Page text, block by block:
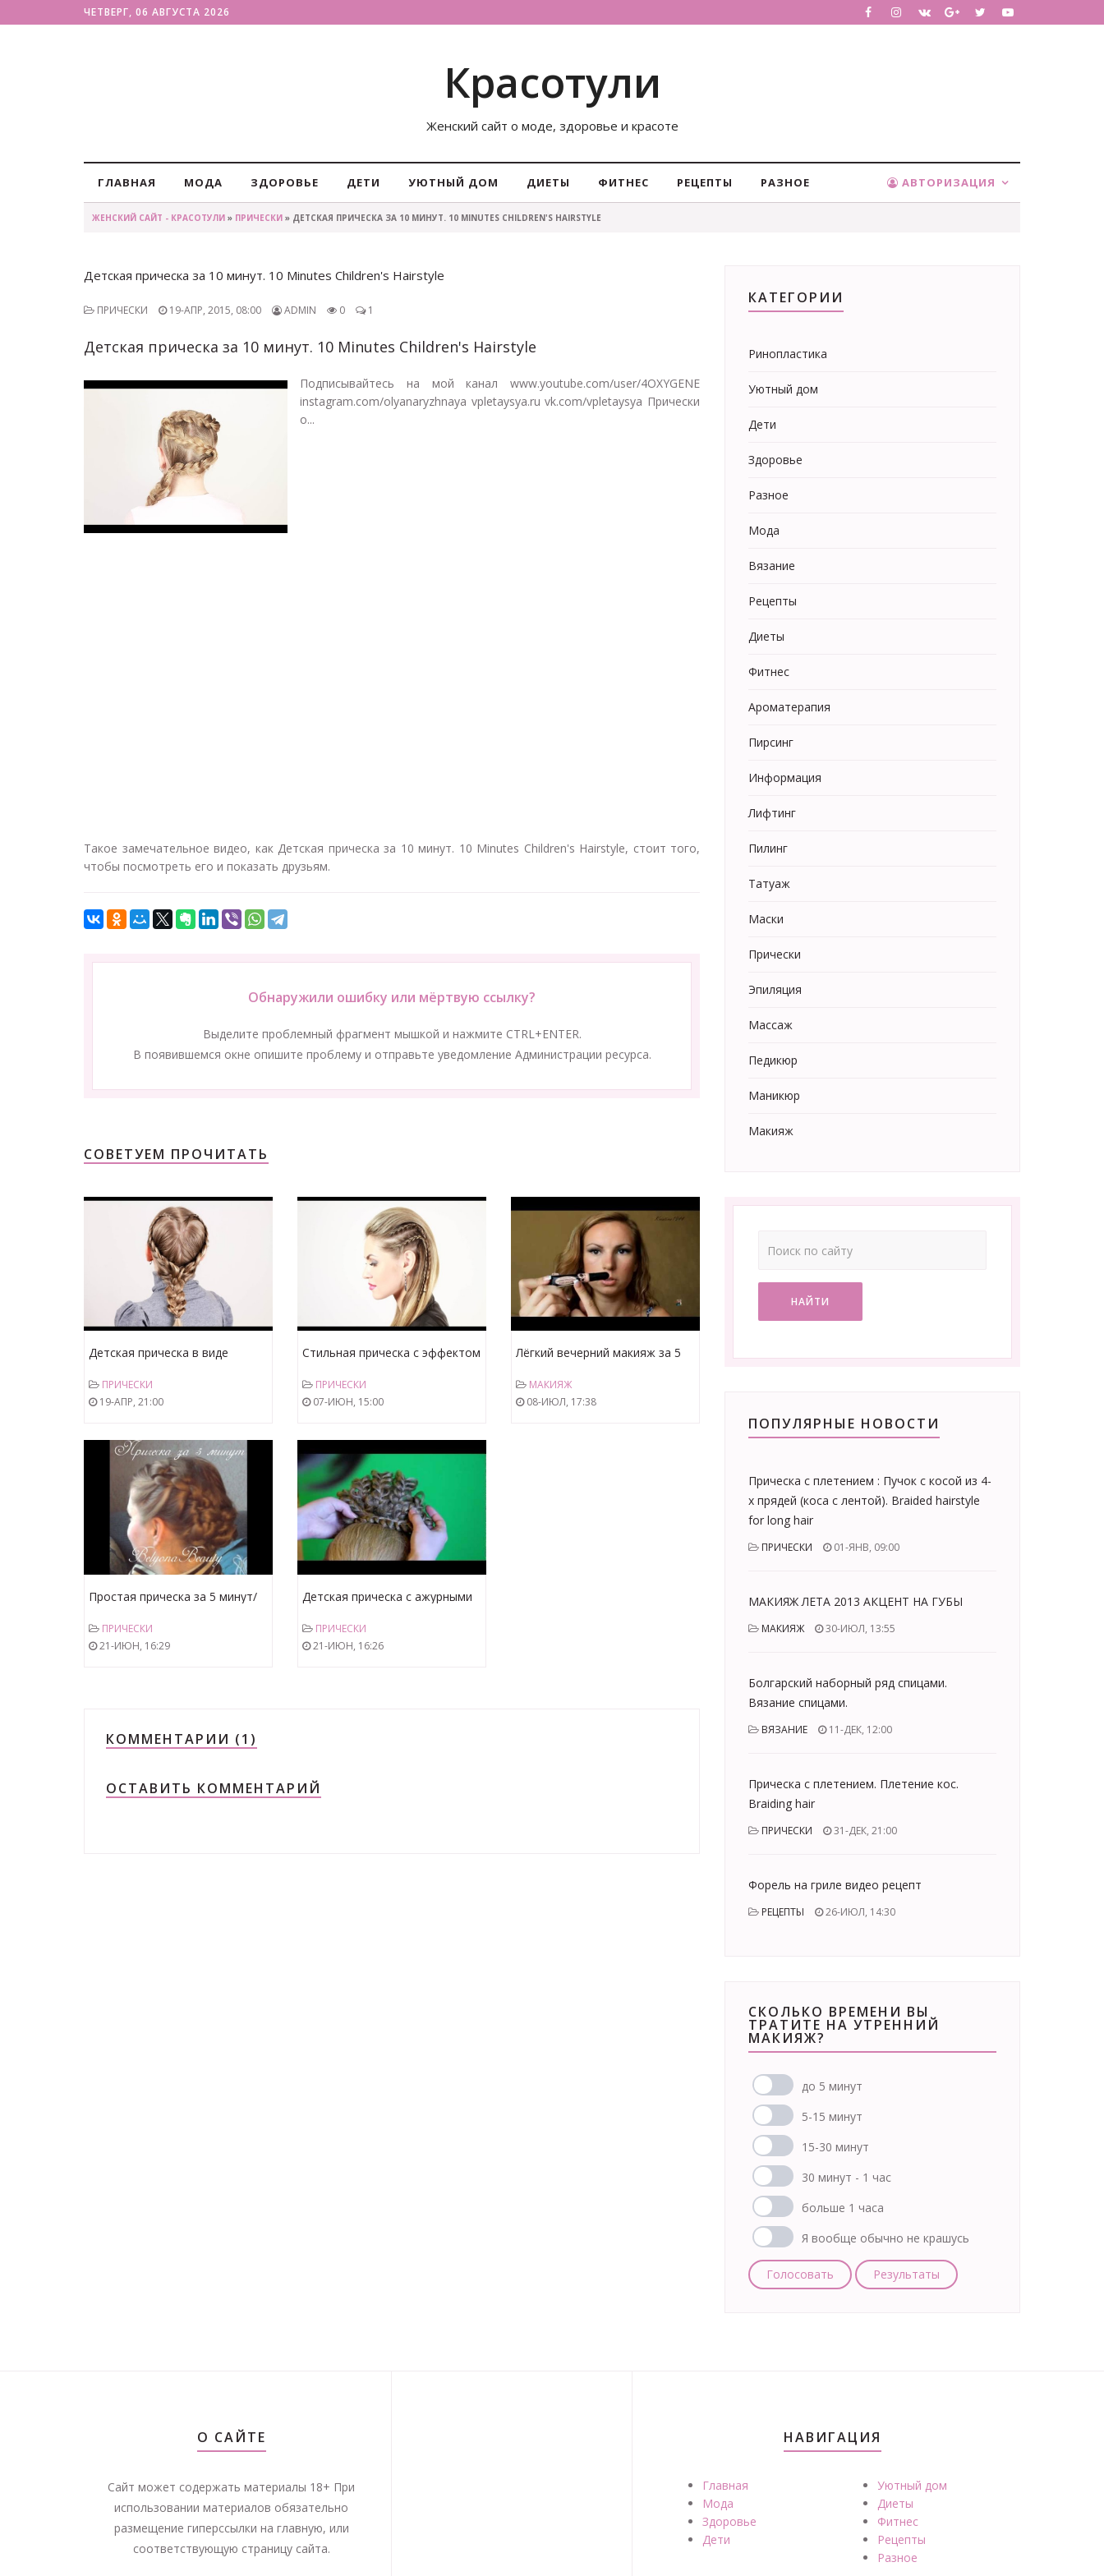
ЧЕТВЕРГ, 06 АВГУСТА 2026
Красотули
Женский сайт о моде, здоровье и красоте
ГЛАВНАЯ МОДА ЗДОРОВЬЕ ДЕТИ УЮТНЫЙ ДОМ ДИЕТЫ ФИТНЕС РЕЦЕПТЫ РАЗНОЕ АВТОРИЗАЦИЯ
ЖЕНСКИЙ САЙТ - КРАСОТУЛИ » ПРИЧЕСКИ » ДЕТСКАЯ ПРИЧЕСКА ЗА 10 МИНУТ. 10 MINUTES CHILDREN'S HAIRSTYLE
Детская прическа за 10 минут. 10 Minutes Children's Hairstyle
ПРИЧЕСКИ 19-АПР, 2015, 08:00 ADMIN 0 1
Детская прическа за 10 минут. 10 Minutes Children's Hairstyle
Подписывайтесь на мой канал www.youtube.com/user/4OXYGENE
instagram.com/olyanaryzhnaya vpletaysya.ru vk.com/vpletaysya Прически
о...
Такое замечательное видео, как Детская прическа за 10 минут. 10 Minutes Children's Hairstyle, стоит того,
чтобы посмотреть его и показать друзьям.
Обнаружили ошибку или мёртвую ссылку?
Выделите проблемный фрагмент мышкой и нажмите CTRL+ENTER.
В появившемся окне опишите проблему и отправьте уведомление Администрации ресурса.
СОВЕТУЕМ ПРОЧИТАТЬ
Детская прическа в виде
HeartПРИЧЕСКИ
19-АПР, 21:00
Стильная прическа с эффектом
Hairstyle with Effect Shaved
ПРИЧЕСКИ
07-ИЮН, 15:00
Лёгкий вечерний макияж за 5
5 minutes
МАКИЯЖ
08-ИЮЛ, 17:38
Простая прическа за 5 минут/
ПРИЧЕСКИ
21-ИЮН, 16:29
Детская прическа с ажурными
ПРИЧЕСКИ
21-ИЮН, 16:26
КОММЕНТАРИИ (1)
ОСТАВИТЬ КОММЕНТАРИЙ
КАТЕГОРИИ
Ринопластика
Уютный дом
Дети
Здоровье
Разное
Мода
Вязание
Рецепты
Диеты
Фитнес
Ароматерапия
Пирсинг
Информация
Лифтинг
Пилинг
Татуаж
Маски
Прически
Эпиляция
Массаж
Педикюр
Маникюр
Макияж
НАЙТИ
ПОПУЛЯРНЫЕ НОВОСТИ
Прическа с плетением : Пучок с косой из 4-
х прядей (коса с лентой). Braided hairstyle
for long hair
ПРИЧЕСКИ 01-ЯНВ, 09:00
МАКИЯЖ ЛЕТА 2013 АКЦЕНТ НА ГУБЫ
МАКИЯЖ 30-ИЮЛ, 13:55
Болгарский наборный ряд спицами.
Вязание спицами.
ВЯЗАНИЕ 11-ДЕК, 12:00
Прическа с плетением. Плетение кос.
Braiding hair
ПРИЧЕСКИ 31-ДЕК, 21:00
Форель на гриле видео рецепт
РЕЦЕПТЫ 26-ИЮЛ, 14:30
СКОЛЬКО ВРЕМЕНИ ВЫ
ТРАТИТЕ НА УТРЕННИЙ
МАКИЯЖ?
до 5 минут
5-15 минут
15-30 минут
30 минут - 1 час
больше 1 часа
Я вообще обычно не крашусь
Голосовать Результаты
О САЙТЕ
Сайт может содержать материалы 18+ При
использовании материалов обязательно
размещение гиперссылки на главную, или
соответствующую страницу сайта.
НАВИГАЦИЯ
Главная
Мода
Здоровье
Дети
Уютный дом
Диеты
Фитнес
Рецепты
Разное